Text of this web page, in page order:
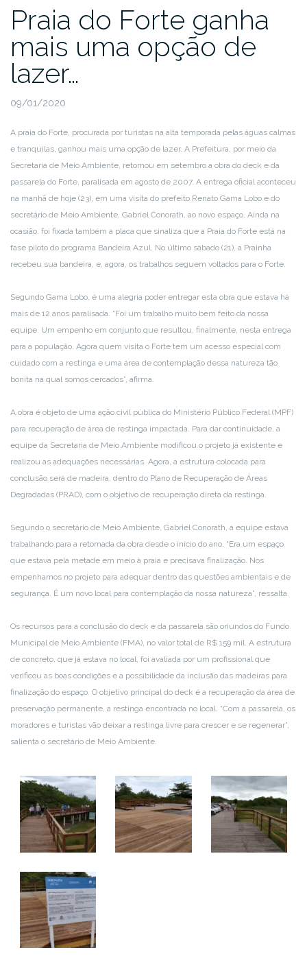
Praia do Forte ganha
mais uma opção de
lazer…
09/01/2020
A praia do Forte, procurada por turistas na alta temporada pelas águas calmas
e tranquilas, ganhou mais uma opção de lazer. A Prefeitura, por meio da
Secretaria de Meio Ambiente, retomou em setembro a obra do deck e da
passarela do Forte, paralisada em agosto de 2007. A entrega oficial aconteceu
na manhã de hoje (23), em uma visita do prefeito Renato Gama Lobo e do
secretário de Meio Ambiente, Gabriel Conorath, ao novo espaço. Ainda na
ocasião, foi fixada também a placa que sinaliza que a Praia do Forte está na
fase piloto do programa Bandeira Azul. No último sábado (21), a Prainha
recebeu sua bandeira, e, agora, os trabalhos seguem voltados para o Forte.
Segundo Gama Lobo, é uma alegria poder entregar esta obra que estava há
mais de 12 anos paralisada. “Foi um trabalho muito bem feito da nossa
equipe. Um empenho em conjunto que resultou, finalmente, nesta entrega
para a população. Agora quem visita o Forte tem um acesso especial com
cuidado com a restinga e uma área de contemplação dessa natureza tão
bonita na qual somos cercados”, afirma.
A obra é objeto de uma ação civil pública do Ministério Público Federal (MPF)
para recuperação de área de restinga impactada. Para dar continuidade, a
equipe da Secretaria de Meio Ambiente modificou o projeto já existente e
realizou as adequações necessárias. Agora, a estrutura colocada para
conclusão será de madeira, dentro do Plano de Recuperação de Áreas
Degradadas (PRAD), com o objetivo de recuperação direta da restinga.
Segundo o secretário de Meio Ambiente, Gabriel Conorath, a equipe estava
trabalhando para a retomada da obra desde o início do ano. “Era um espaço
que estava pela metade em meio à praia e precisava finalização. Nos
empenhamos no projeto para adequar dentro das questões ambientais e de
segurança. É um novo local para contemplação da nossa natureza”, ressalta.
Os recursos para a conclusão do deck e da passarela são oriundos do Fundo
Municipal de Meio Ambiente (FMA), no valor total de R$ 159 mil. A estrutura
de concreto, que já estava no local, foi avaliada por um profissional que
verificou as boas condições e a possibilidade da inclusão das madeiras para
finalização do espaço. O objetivo principal do deck é a recuperação da área de
preservação permanente, a restinga encontrada no local. “Com a passarela, os
moradores e turistas vão deixar a restinga livre para crescer e se regenerar”,
salienta o secretário de Meio Ambiente.